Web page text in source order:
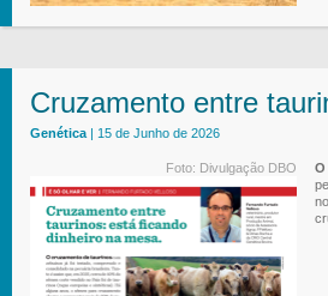
Cruzamento entre
Genética | 15 de Junho de 2026
Foto: Divulgação DBO O